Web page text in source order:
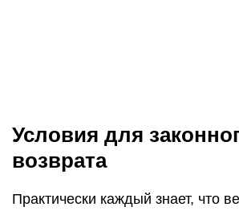
доказать чеком или
Первый вариант касается не
второй – некачественной.